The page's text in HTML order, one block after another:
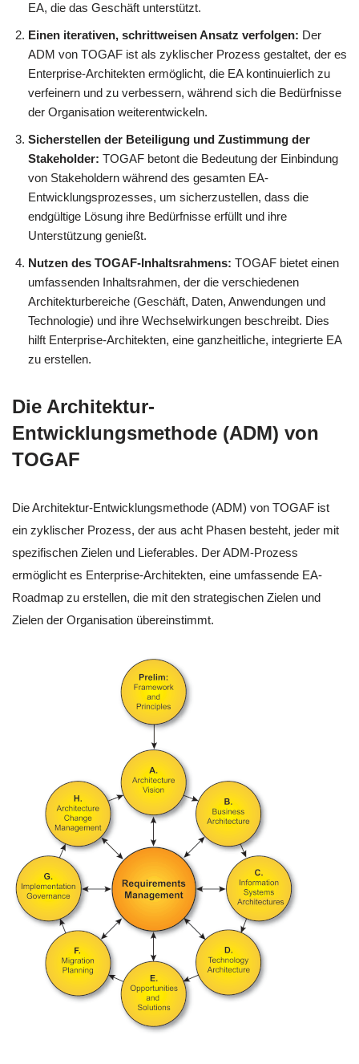
EA, die das Geschäft unterstützt.
Einen iterativen, schrittweisen Ansatz verfolgen: Der
ADM von TOGAF ist als zyklischer Prozess gestaltet, der es
Enterprise-Architekten ermöglicht, die EA kontinuierlich zu
verfeinern und zu verbessern, während sich die Bedürfnisse
der Organisation weiterentwickeln.
Sicherstellen der Beteiligung und Zustimmung der
Stakeholder: TOGAF betont die Bedeutung der Einbindung
von Stakeholdern während des gesamten EA-
Entwicklungsprozesses, um sicherzustellen, dass die
endgültige Lösung ihre Bedürfnisse erfüllt und ihre
Unterstützung genießt.
Nutzen des TOGAF-Inhaltsrahmens: TOGAF bietet einen
umfassenden Inhaltsrahmen, der die verschiedenen
Architekturbereiche (Geschäft, Daten, Anwendungen und
Technologie) und ihre Wechselwirkungen beschreibt. Dies
hilft Enterprise-Architekten, eine ganzheitliche, integrierte EA
zu erstellen.
Die Architektur-
Entwicklungsmethode (ADM) von
TOGAF
Die Architektur-Entwicklungsmethode (ADM) von TOGAF ist
ein zyklischer Prozess, der aus acht Phasen besteht, jeder mit
spezifischen Zielen und Lieferables. Der ADM-Prozess
ermöglicht es Enterprise-Architekten, eine umfassende EA-
Roadmap zu erstellen, die mit den strategischen Zielen und
Zielen der Organisation übereinstimmt.